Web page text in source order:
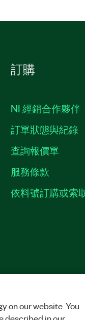
訂購
NI 經銷合作夥伴
訂單狀態與紀錄
查詢報價單
服務條款
依料號訂購或索
on our website. You